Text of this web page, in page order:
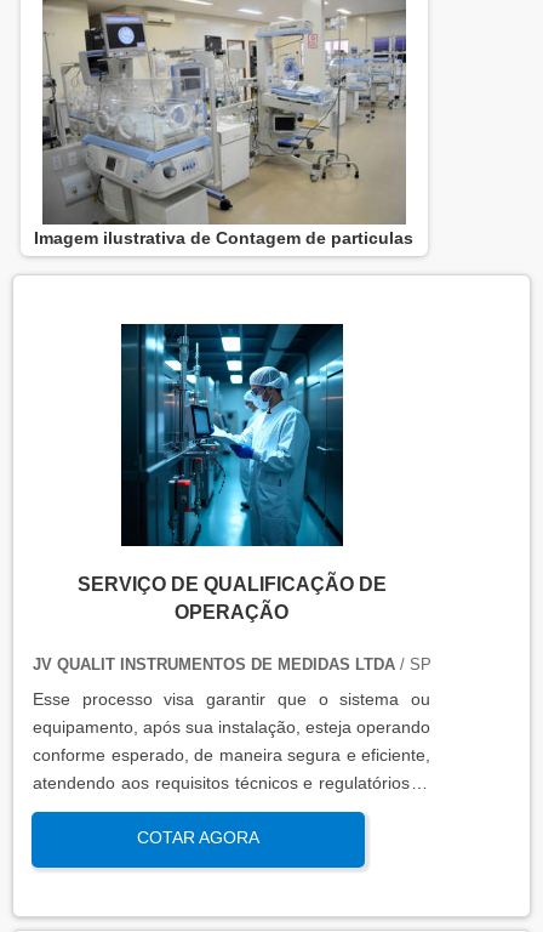
Imagem ilustrativa de Contagem de particulas
SERVIÇO DE QUALIFICAÇÃO DE
OPERAÇÃO
JV QUALIT INSTRUMENTOS DE MEDIDAS LTDA/ SP
Esse processo visa garantir que o sistema ou
equipamento, após sua instalação, esteja operando
conforme esperado, de maneira segura e eficiente,
atendendo aos requisitos técnicos e regulatórios. A
qualificação de operação é focada em verificar se o
sistema ou equipamento funciona dentro dos
parâmetros esperados em condições reais de
qualidade, produtividade e segurança no ambiente
COTAR AGORA